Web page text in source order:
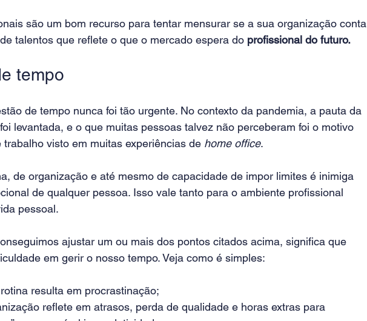
são um bom recurso para tentar mensurar se a sua organização conta
talentos que reflete o que o mercado espera do profissional do futuro.
tempo
de tempo nunca foi tão urgente. No contexto da pandemia, a pauta da
levantada, e o que muitas pessoas talvez não perceberam foi o motivo
trabalho visto em muitas experiências de home office.
de organização e até mesmo de capacidade de impor limites é inimiga
de qualquer pessoa. Isso vale tanto para o ambiente profissional
pessoal.
ajustar um ou mais dos pontos citados acima, significa que
em gerir o nosso tempo. Veja como é simples:
resulta em procrastinação;
reflete em atrasos, perda de qualidade e horas extras para